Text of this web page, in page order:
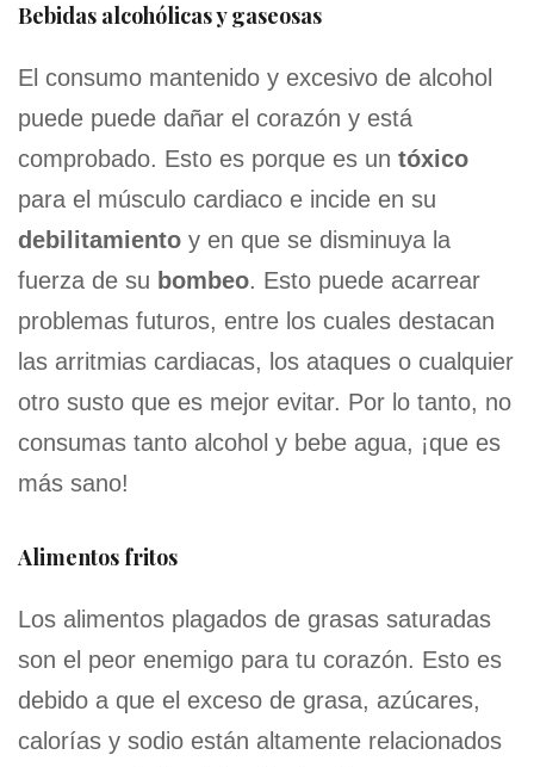
Bebidas alcohólicas y gaseosas
El consumo mantenido y excesivo de alcohol
puede puede dañar el corazón y está
comprobado. Esto es porque es un tóxico
para el músculo cardiaco e incide en su
debilitamiento y en que se disminuya la
fuerza de su bombeo. Esto puede acarrear
problemas futuros, entre los cuales destacan
las arritmias cardiacas, los ataques o cualquier
otro susto que es mejor evitar. Por lo tanto, no
consumas tanto alcohol y bebe agua, ¡que es
más sano!
Alimentos fritos
Los alimentos plagados de grasas saturadas
son el peor enemigo para tu corazón. Esto es
debido a que el exceso de grasa, azúcares,
calorías y sodio están altamente relacionados